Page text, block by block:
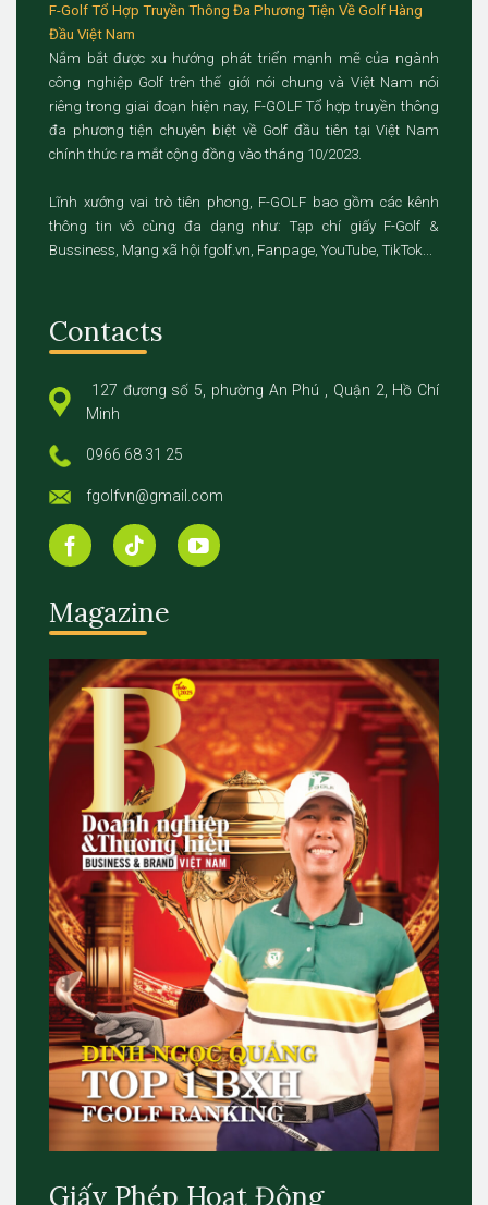
F-Golf Tổ Hợp Truyền Thông Đa Phương Tiện Về Golf Hàng
Đầu Việt Nam
Nắm bắt được xu hướng phát triển mạnh mẽ của ngành
công nghiệp Golf trên thế giới nói chung và Việt Nam nói
riêng trong giai đoạn hiện nay, F-GOLF Tổ hợp truyền thông
đa phương tiện chuyên biệt về Golf đầu tiên tại Việt Nam
chính thức ra mắt cộng đồng vào tháng 10/2023.
Lĩnh xướng vai trò tiên phong, F-GOLF bao gồm các kênh
thông tin vô cùng đa dạng như: Tạp chí giấy F-Golf &
Bussiness, Mạng xã hội fgolf.vn, Fanpage, YouTube, TikTok...
Contacts
127 đương số 5, phường An Phú , Quận 2, Hồ Chí
Minh
0966 68 31 25
fgolfvn@gmail.com
Magazine
Giấy Phép Hoạt Động